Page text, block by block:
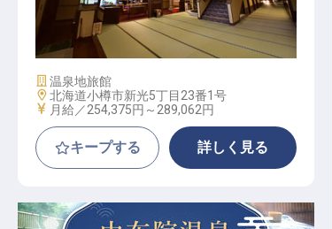
調理師見習い
施設業態
温泉地旅館
勤務地
北海道小樽市新光5丁目23番1号
給与
月給／254,375円～ 289,062円
キープする 詳しく見る